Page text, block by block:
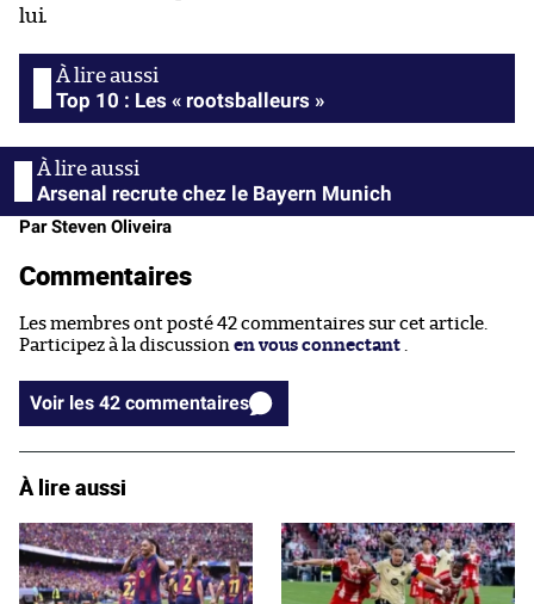
lui.
Top 10 : Les « rootsballeurs »
Arsenal recrute chez le Bayern Munich
Par Steven Oliveira
Commentaires
Les membres ont posté 42 commentaires sur cet article.
Participez à la discussion en vous connectant
Voir les 42 commentaires
À lire aussi